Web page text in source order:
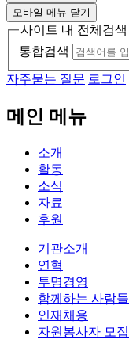
모바일 메뉴 닫기
사이트 내 전체검색
통합검색
자주묻는 질문 로그인
메인 메뉴
소개
활동
소식
자료
후원
기관소개
연혁
투명경영
함께하는 사람들
인재채용
자원봉사자 모집